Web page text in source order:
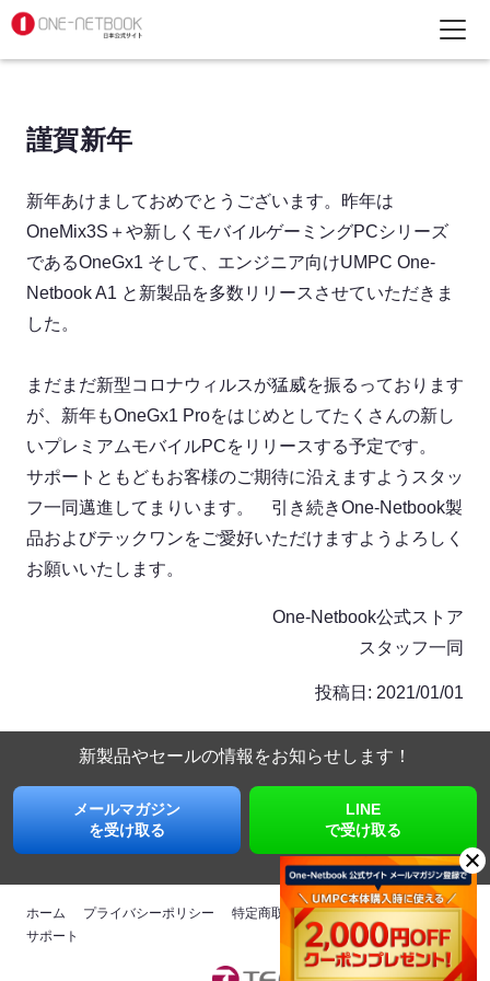
謹賀新年
新年あけましておめでとうございます。昨年は
OneMix3S＋や新しくモバイルゲーミングPCシリーズ
であるOneGx1 そして、エンジニア向けUMPC One-
Netbook A1 と新製品を多数リリースさせていただきま
した。
まだまだ新型コロナウィルスが猛威を振るっております
が、新年もOneGx1 Proをはじめとしてたくさんの新し
いプレミアムモバイルPCをリリースする予定です。
サポートともどもお客様のご期待に沿えますようスタッ
フ一同邁進してまりいます。 引き続きOne-Netbook製
品およびテックワンをご愛好いただけますようよろしく
お願いいたします。
One-Netbook公式ストア
スタッフ一同
投稿日: 2021/01/01
新製品やセールの情報をお知らせします！
メールマガジン
を受け取る
LINE
で受け取る
ホーム プライバシーポリシー 特定商取引法に基づく表記
運営会社
サポート